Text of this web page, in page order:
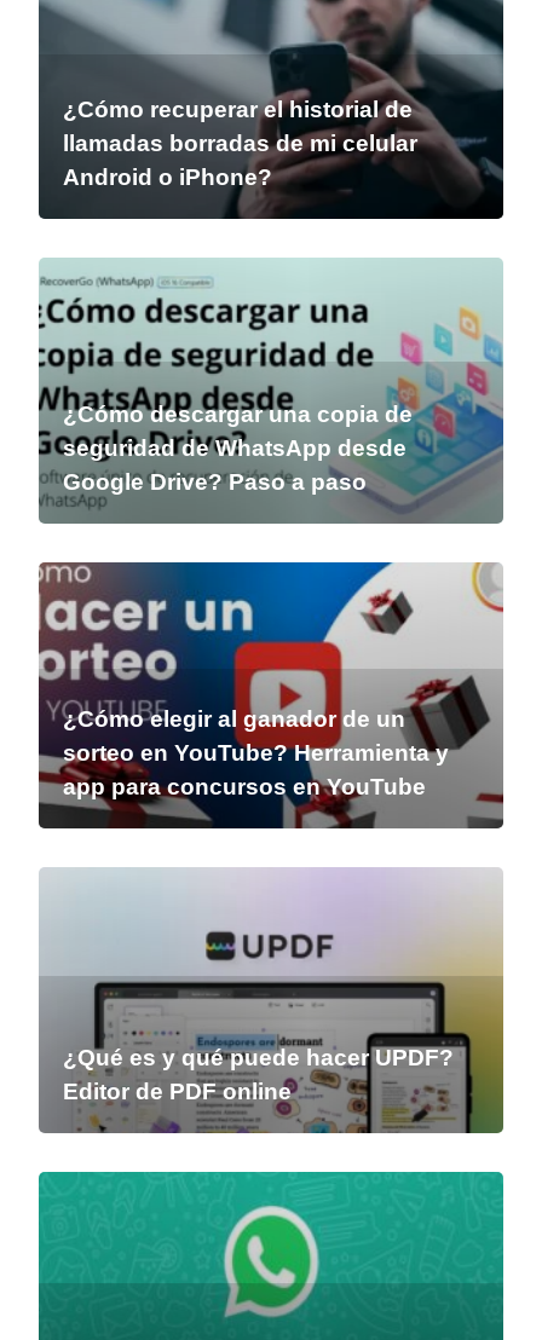
¿Cómo recuperar el historial de
llamadas borradas de mi celular
Android o iPhone?
¿Cómo descargar una copia de
seguridad de WhatsApp desde
Google Drive? Paso a paso
¿Cómo elegir al ganador de un
sorteo en YouTube? Herramienta y
app para concursos en YouTube
¿Qué es y qué puede hacer UPDF?
Editor de PDF online